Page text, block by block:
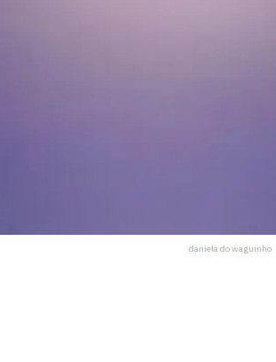
daniela do waguinho